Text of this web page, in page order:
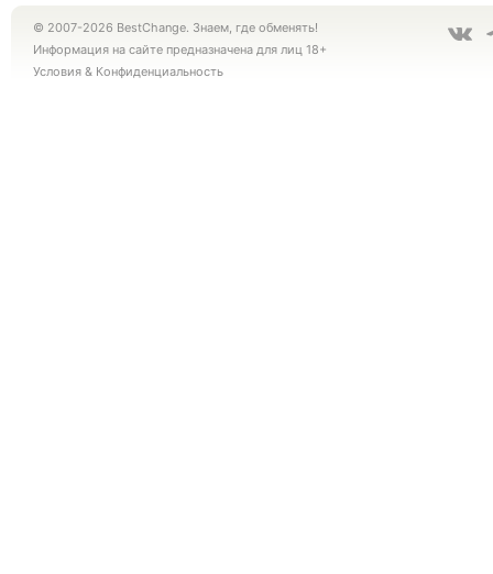
© 2007-2026 BestChange. Знаем, где обменять!
Информация на сайте предназначена для лиц 18+
Условия & Конфиденциальность